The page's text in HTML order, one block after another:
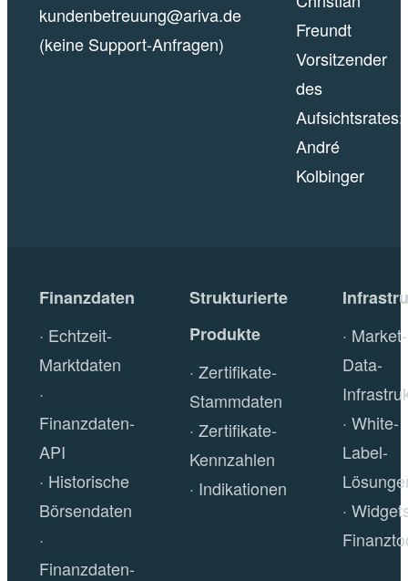
kundenbetreuung@ariva.de
(keine Support-Anfragen)
Freundt
Vorsitzender
des
Aufsichtsrates:
André
Kolbinger
Finanzdaten
Echtzeit-
Marktdaten
Finanzdaten-
API
Historische
Börsendaten
Finanzdaten-
Strukturierte
Produkte
Zertifikate-
Stammdaten
Zertifikate-
Kennzahlen
Indikationen
Market-
Data-
White-
Label-